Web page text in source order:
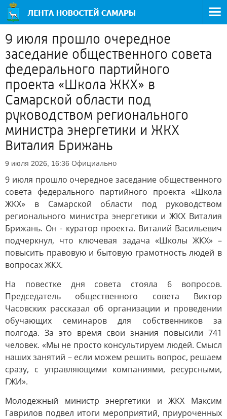
9 июля прошло очередное
заседание общественного совета
федерального партийного
проекта «Школа ЖКХ» в
Самарской области под
руководством регионального
министра энергетики и ЖКХ
Виталия Брижань
9 июля 2026, 16:36 Официально
9 июля прошло очередное заседание общественного
совета федерального партийного проекта «Школа
ЖКХ» в Самарской области под руководством
регионального министра энергетики и ЖКХ Виталия
Брижань. Он - куратор проекта. Виталий Васильевич
подчеркнул, что ключевая задача «Школы ЖКХ» –
повысить правовую и бытовую грамотность людей в
вопросах ЖКХ.
На повестке дня совета стояла 6 вопросов.
Председатель общественного совета Виктор
Часовских рассказал об организации и проведении
обучающих семинаров для собственников за
полгода. За это время свои знания повысили 741
человек. «Мы не просто консультируем людей. Смысл
наших занятий – если можем решить вопрос, решаем
сразу, с управляющими компаниями, ресурсными,
ГЖИ».
Молодежный министр энергетики и ЖКХ Максим
Гаврилов подвел итоги мероприятий, приуроченных